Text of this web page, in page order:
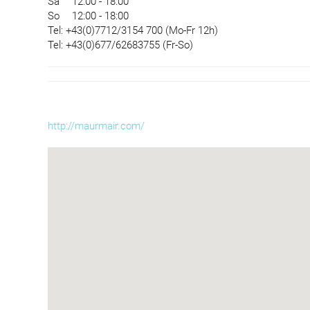
So
12:00 - 18:00
Tel: +43(0)7712/3154 700 (Mo-Fr 12h)
Tel: +43(0)677/62683755 (Fr-So)
http://maurmair.com/